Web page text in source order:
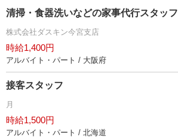
清掃・食器洗いなどの家事代行スタッフ
株式会社ダスキン今宮支店
時給1,400円
アルバイト・パート / 大阪府
接客スタッフ
月
時給1,500円
アルバイト・パート / 北海道